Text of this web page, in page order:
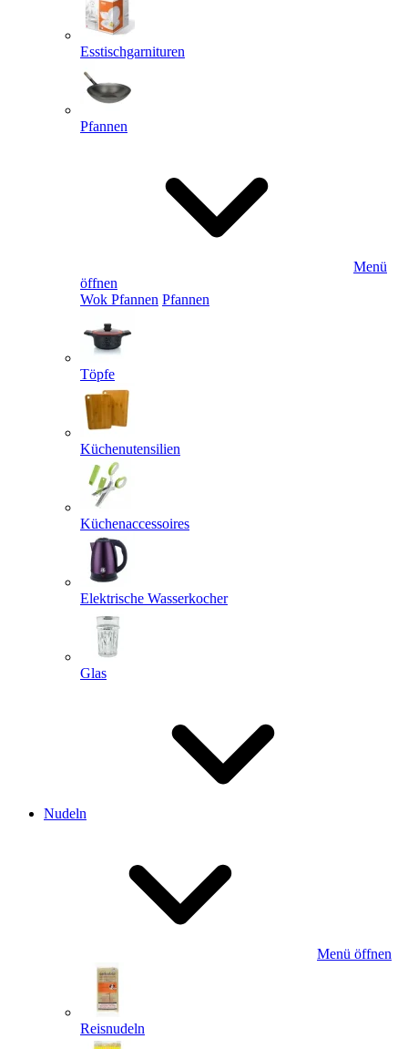
Esstischgarnituren
Pfannen
Menü
öffnen
Wok Pfannen Pfannen
Töpfe
Küchenutensilien
Küchenaccessoires
Elektrische Wasserkocher
Glas
Nudeln
Menü öffnen
Reisnudeln